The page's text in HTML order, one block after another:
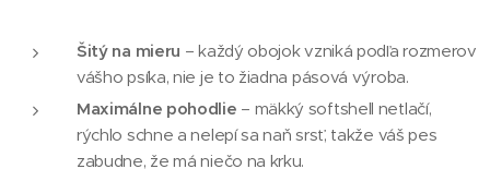
Šitý na mieru – každý obojok vzniká podľa rozmerov
vášho psíka, nie je to žiadna pásová výroba.
Maximálne pohodlie – mäkký softshell netlačí,
rýchlo schne a nelepí sa naň srsť, takže váš pes
zabudne, že má niečo na krku.